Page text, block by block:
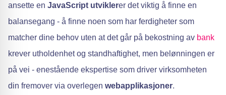
ansette en JavaScript utviklerer det viktig å finne en
balansegang - å finne noen som har ferdigheter som
matcher dine behov uten at det går på bekostning av bank
krever utholdenhet og standhaftighet, men belønningen er
på vei - enestående ekspertise som driver virksomheten
din fremover via overlegen webapplikasjoner.